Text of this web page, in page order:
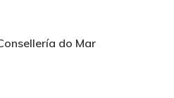
do Mar